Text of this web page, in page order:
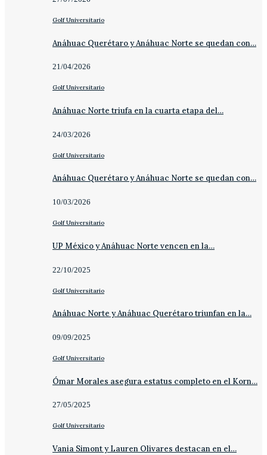
Golf Universitario
Anáhuac Querétaro y Anáhuac Norte se quedan con…
21/04/2026
Golf Universitario
Anáhuac Norte triufa en la cuarta etapa del…
24/03/2026
Golf Universitario
Anáhuac Querétaro y Anáhuac Norte se quedan con…
10/03/2026
Golf Universitario
UP México y Anáhuac Norte vencen en la…
22/10/2025
Golf Universitario
Anáhuac Norte y Anáhuac Querétaro triunfan en la…
09/09/2025
Golf Universitario
Ómar Morales asegura estatus completo en el Korn…
27/05/2025
Golf Universitario
Vania Simont y Lauren Olivares destacan en el…